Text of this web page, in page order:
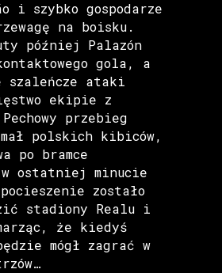
i szybko gospodarze
na boisku.
później Palazón
gola, a
szaleńcze ataki
ekipie z
przebieg
polskich kibiców,
po bramce
ostatniej minucie
zostało
stadiony Realu i
że kiedyś
mógł zagrać w